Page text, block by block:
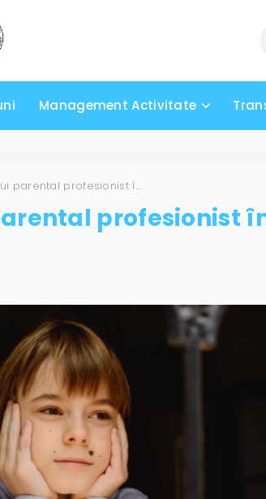
Management Activitate
Rolul asistentului parental profesionist în viața unui copil
profesionist